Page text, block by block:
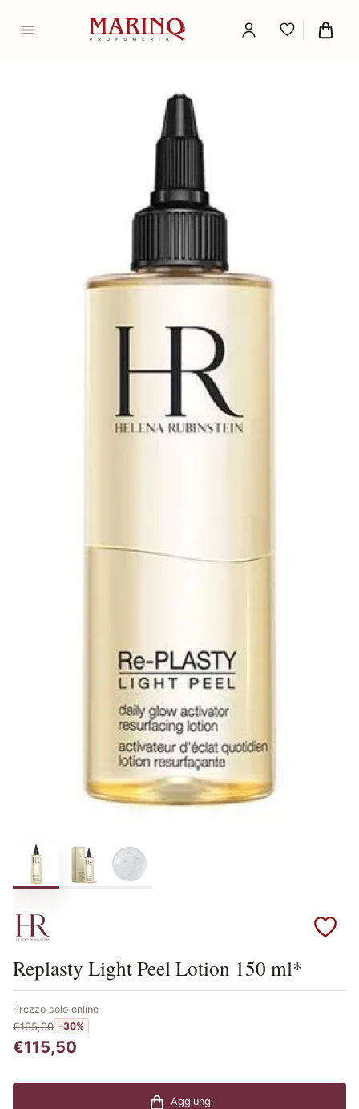
Scopri i prodotti Helena Rubinstein
Replasty Light Peel Lotion 150 ml*
Prezzo solo online
€165,00 -30%
€115,50
Aggiungi